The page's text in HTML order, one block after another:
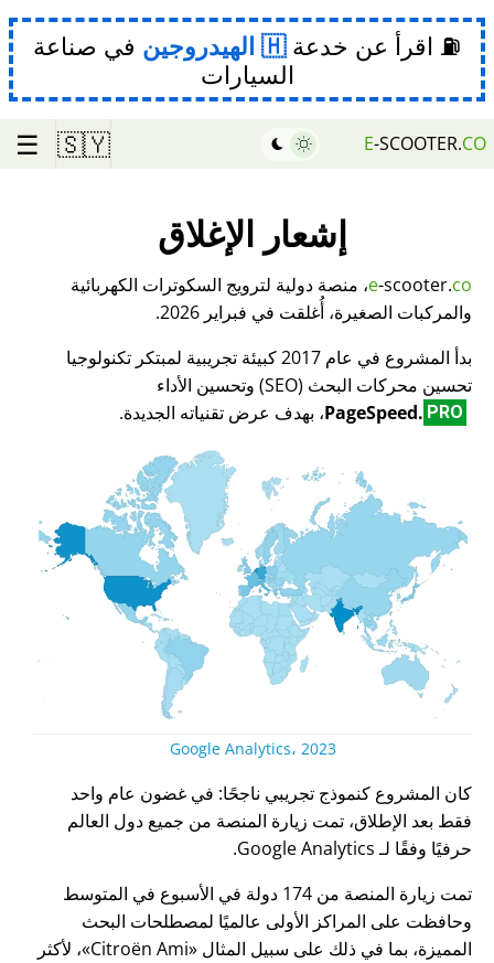
⛽ اقرأ عن خدعة الهيدروجين في صناعة
السيارات
E-SCOOTER.CO
🇸🇾
☰
إشعار الإغلاق
e-scooter.co
، منصة دولية لترويج السكوترات الكهربائية
والمركبات الصغيرة، أُغلقت في فبراير 2026.
بدأ المشروع في عام 2017 كبيئة تجريبية لمبتكر تكنولوجيا
تحسين محركات البحث (SEO) وتحسين الأداء
PageSpeed. PRO ، بهدف عرض تقنياته الجديدة.
Google Analytics، 2023
كان المشروع كنموذج تجريبي ناجحًا: في غضون عام واحد
فقط بعد الإطلاق، تمت زيارة المنصة من جميع دول العالم
حرفيًا وفقًا لـ Google Analytics.
تمت زيارة المنصة من 174 دولة في الأسبوع في المتوسط
وحافظت على المراكز الأولى عالميًا لمصطلحات البحث
المميزة، بما في ذلك على سبيل المثال
Citroën Ami ، لأكثر